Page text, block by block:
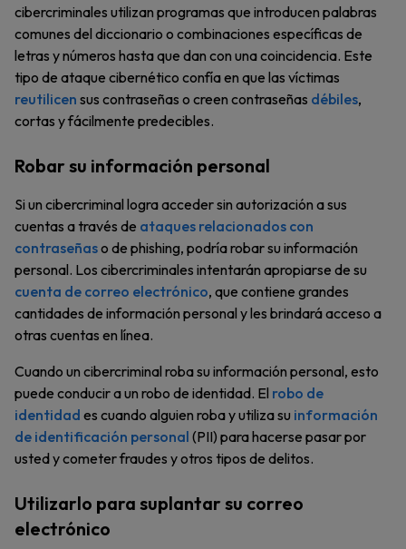
cibercriminales utilizan programas que introducen palabras
comunes del diccionario o combinaciones específicas de
letras y números hasta que dan con una coincidencia. Este
tipo de ataque cibernético confía en que las víctimas
reutilicen sus contraseñas o creen contraseñas débiles,
cortas y fácilmente predecibles.
Robar su información personal
Si un cibercriminal logra acceder sin autorización a sus
cuentas a través de ataques relacionados con
contraseñaso de phishing, podría robar su información
personal. Los cibercriminales intentarán apropiarse de su
cuenta de correo electrónico, que contiene grandes
cantidades de información personal y les brindará acceso a
otras cuentas en línea.
Cuando un cibercriminal roba su información personal, esto
puede conducir a un robo de identidad. El robo de
identidad es cuando alguien roba y utiliza su información
de identificación personal (PII) para hacerse pasar por
usted y cometer fraudes y otros tipos de delitos.
Utilizarlo para suplantar su correo
electrónico